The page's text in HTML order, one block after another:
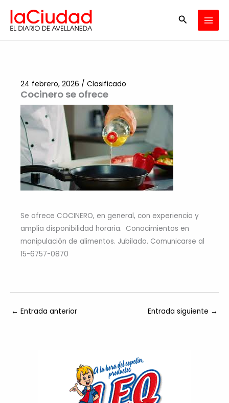
contenido
Buscar
Cocinero se ofrece
24 febrero, 2026 / Clasificado
Se ofrece COCINERO, en general, con experiencia y
amplia disponibilidad horaria. Conocimientos en
manipulación de alimentos. Jubilado. Comunicarse al
15-6757-0870
← Entrada anterior Entrada siguiente →